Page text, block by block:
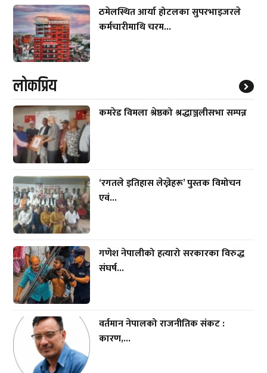
ठमेलस्थित आर्या होटलका सुपरभाइजरले
कर्मचारीमाथि चरम...
लाेकप्रिय
कमरेड विमला श्रेष्ठको श्रद्धाञ्जलीसभा सम्पन्न
‘रगतले इतिहास लेख्नेहरू’ पुस्तक विमोचन
एवं...
गणेश नेपालीको हत्यारो सरकारका विरुद्ध
संघर्ष...
वर्तमान नेपालको राजनीतिक संकट :
कारण,...